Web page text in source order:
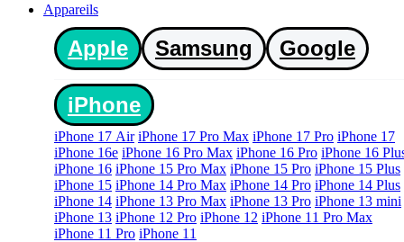
Appareils
Apple Samsung Google
iPhone
iPhone 17 Air iPhone 17 Pro Max iPhone 17 Pro iPhone 17
iPhone 16e iPhone 16 Pro Max iPhone 16 Pro iPhone 16
iPhone 16 iPhone 15 Pro Max iPhone 15 Pro iPhone 15 Plus
iPhone 15 iPhone 14 Pro Max iPhone 14 Pro iPhone 14 Plus
iPhone 14 iPhone 13 Pro Max iPhone 13 Pro iPhone 13 mini
iPhone 13 iPhone 12 Pro iPhone 12 iPhone 11 Pro Max
iPhone 11 Pro iPhone 11